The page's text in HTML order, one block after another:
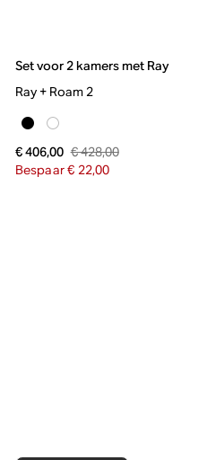
Set voor 2 kamers met Ray
Ray + Roam 2
€ 406,00 € 428,00
Bespaar € 22,00